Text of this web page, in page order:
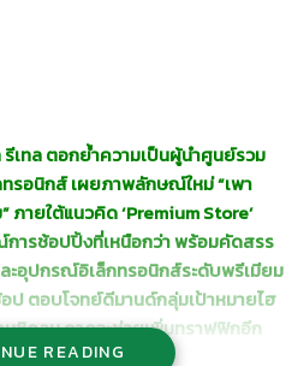
รีเทล ตอกย้ำความเป็นผู้นำศูนย์รวม
ทรอนิกส์ เผยภาพลักษณ์ใหม่ “เพา
ภายใต้แนวคิด ‘Premium Store’
ารช้อปปิ้งที่เหนือกว่า พร้อมคัดสรร
ละอุปกรณ์อิเล็กทรอนิกส์ระดับพรีเมียม
ปตอบโจทย์ดีมานด์กลุ่มเป้าหมายไฮ
นชิดลม คาดจะช่วยเพิ่มทราฟฟิกอีก
READING